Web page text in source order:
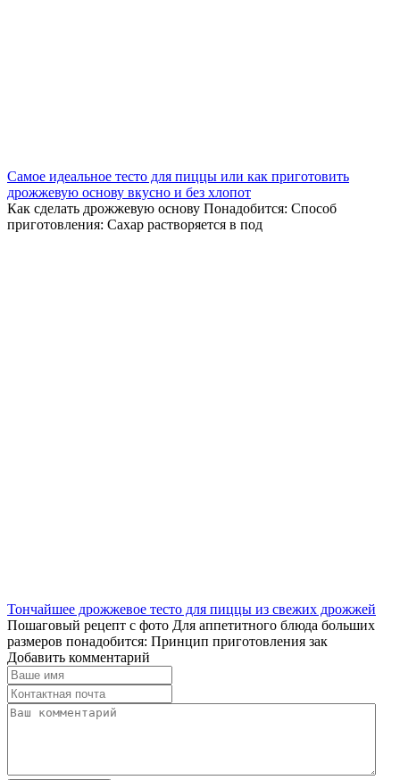
Самое идеальное тесто для пиццы или как приготовить
дрожжевую основу вкусно и без хлопот
Как сделать дрожжевую основу Понадобится: Способ
приготовления: Сахар растворяется в под
Тончайшее дрожжевое тесто для пиццы из свежих дрожжей
Пошаговый рецепт с фото Для аппетитного блюда больших
размеров понадобится: Принцип приготовления зак
Добавить комментарий